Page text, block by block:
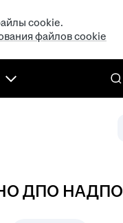
cookie.
файлов cookie
ДПО НАДПО